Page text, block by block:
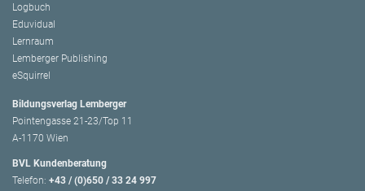
Logbuch
Eduvidual
Lernraum
Lemberger Publishing
eSquirrel
Bildungsverlag Lemberger
Pointengasse 21-23/Top 11
A-1170 Wien
BVL Kundenberatung
Telefon: +43 / (0)650 / 33 24 997